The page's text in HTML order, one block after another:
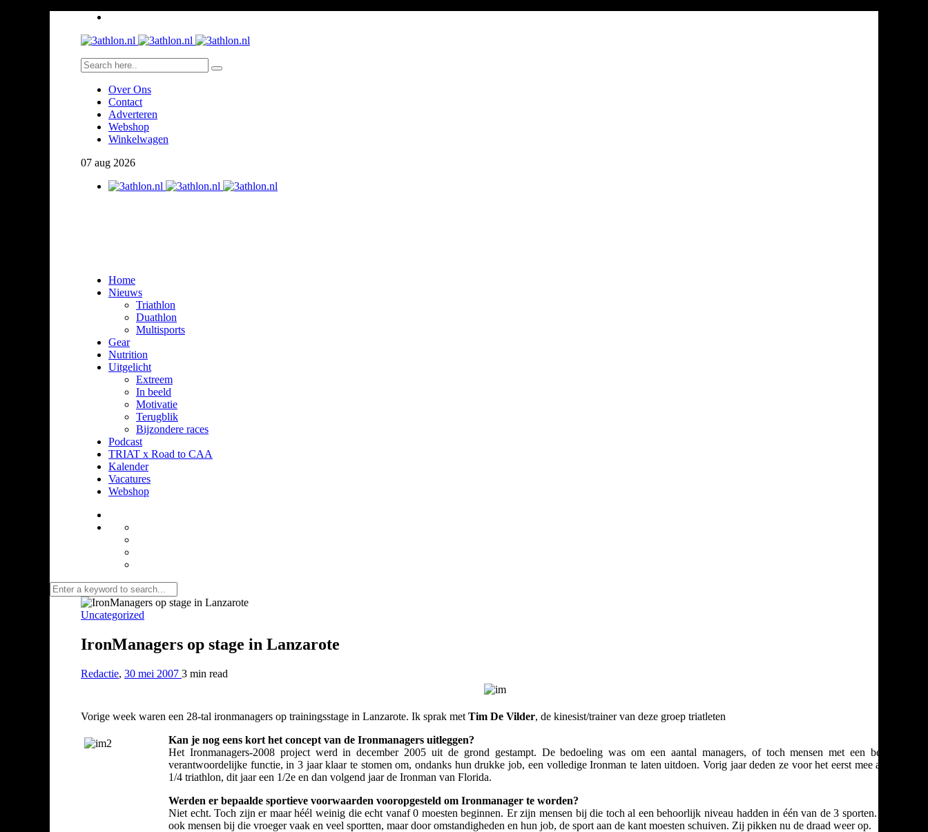
Over Ons
Contact
Adverteren
Webshop
Winkelwagen
07 aug 2026
Home
Nieuws
Triathlon
Duathlon
Multisports
Gear
Nutrition
Uitgelicht
Extreem
In beeld
Motivatie
Terugblik
Bijzondere races
Podcast
TRIAT x Road to CAA
Kalender
Vacatures
Webshop
Uncategorized
IronManagers op stage in Lanzarote
Redactie, 30 mei 2007 3 min read
Vorige week waren een 28-tal ironmanagers op trainingsstage in Lanzarote. Ik sprak met Tim De Vilder, de kinesist/trainer van deze groep triatleten
Kan je nog eens kort het concept van de Ironmanagers uitleggen?
Het Ironmanagers-2008 project werd in december 2005 uit de grond gestampt. De bedoeling was om een aantal managers, of toch mensen met een bepaalde
verantwoordelijke functie, in 3 jaar klaar te stomen om, ondanks hun drukke job, een volledige Ironman te laten uitdoen. Vorig jaar deden ze voor het eerst mee aan een
1/4 triathlon, dit jaar een 1/2e en dan volgend jaar de Ironman van Florida.
Werden er bepaalde sportieve voorwaarden vooropgesteld om Ironmanager te worden?
Niet echt. Toch zijn er maar héél weinig die echt vanaf 0 moesten beginnen. Er zijn mensen bij die toch al een behoorlijk niveau hadden in één van de 3 sporten. Er zijn
ook mensen bij die vroeger vaak en veel sportten, maar door omstandigheden en hun job, de sport aan de kant moesten schuiven. Zij pikken nu de draad weer op.